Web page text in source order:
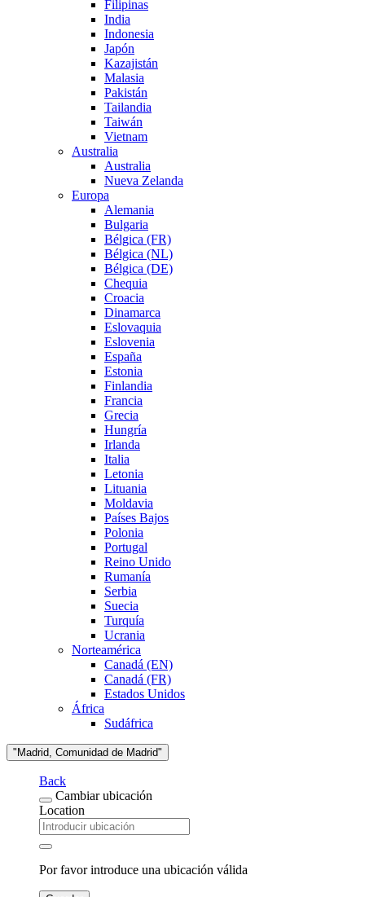
Filipinas
India
Indonesia
Japón
Kazajistán
Malasia
Pakistán
Tailandia
Taiwán
Vietnam
Australia
Australia
Nueva Zelanda
Europa
Alemania
Bulgaria
Bélgica (FR)
Bélgica (NL)
Bélgica (DE)
Chequia
Croacia
Dinamarca
Eslovaquia
Eslovenia
España
Estonia
Finlandia
Francia
Grecia
Hungría
Irlanda
Italia
Letonia
Lituania
Moldavia
Países Bajos
Polonia
Portugal
Reino Unido
Rumanía
Serbia
Suecia
Turquía
Ucrania
Norteamérica
Canadá (EN)
Canadá (FR)
Estados Unidos
África
Sudáfrica
"Madrid, Comunidad de Madrid"
Back
Cambiar ubicación
Location
Por favor introduce una ubicación válida